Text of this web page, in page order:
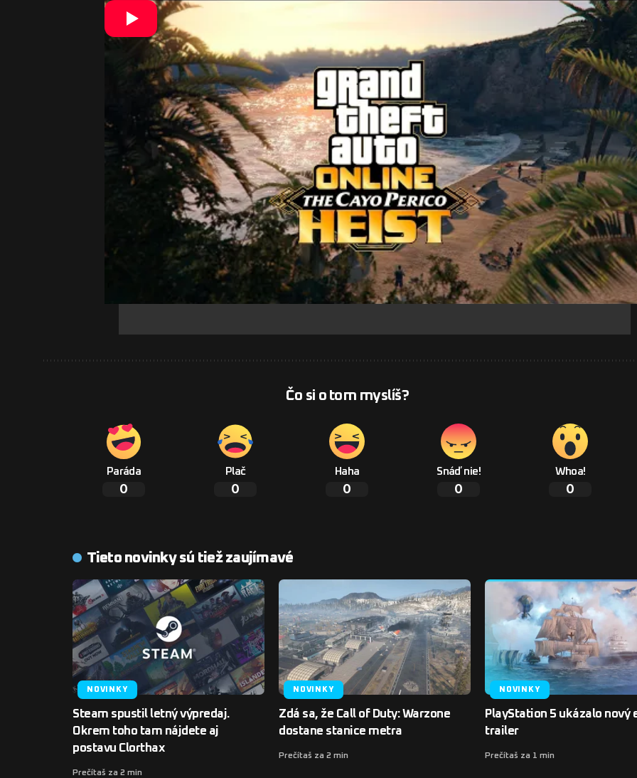
Možnosť preskúmať ostrov mimo lúpeže pravdepodobne nebude, aspoň to tak neznie.
Nová scenéria však rozhodne prinesie nové zážitky. Rockstar Games potvrdilo, že do hry
pribudnú nové vozidlá, zbrane, spoločenské priestory, kde budete môcť tancovať s priateľmi,
ako aj noví svetoví DJi.
Ako potvrdil aj portálPush Square,pribudne aj 100 nových piesní s novými rozhlasovými
stanicami. To rozhodne nie je všetko. V GTA V Online nás budú čakať aj ďalšie prekvapenia.
- Reklama -
Čo si o tom myslíš?
Paráda
0
Plač
0
Haha
0
Snáď nie!
0
Whoa!
0
Tieto novinky sú tiež zaujímavé
NOVINKY
Steam spustil letný výpredaj.
Okrem toho tam nájdete aj
postavu Clorthax
Prečítaš za 2 min
NOVINKY
Zdá sa, že Call of Duty: Warzone
dostane stanice metra
Prečítaš za 2 min
NOVINKY
PlayStation 5 ukázalo nový
trailer
Prečítaš za 1 min